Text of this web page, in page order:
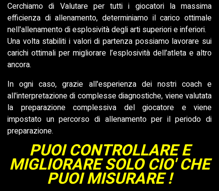
Cerchiamo di Valutare per tutti i giocatori la massima
efficienza di allenamento, determiniamo il carico ottimale
nell'allenamento di esplosività degli arti superiori e inferiori.
Una volta stabiliti i valori di partenza possiamo lavorare sui
carichi ottimali per migliorare l’esplosività dell’atleta e altro
ancora.
In ogni caso, grazie all'esperienza dei nostri coach e
all'interpretazione di complesse diagnostiche, viene valutata
la preparazione complessiva del giocatore e viene
impostato un percorso di allenamento per il periodo di
preparazione.
PUOI CONTROLLARE E
MIGLIORARE SOLO CIO' CHE
PUOI MISURARE !